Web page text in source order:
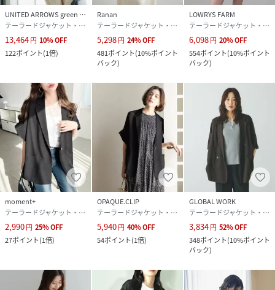
UNITED ARROWS green label relaxing
テーラードジャケット・ブレザー
13,464円 10%OFF
122ポイント(1倍)
Ranan
テーラードジャケット・ブレザー
5,298円 24%OFF
481ポイント(10%ポイント
バック)
LOWRYS FARM
テーラードジャケット・ブレザー
6,098円 20%OFF
554ポイント(10%ポイント
バック)
moment+
テーラードジャケット・ブレザー
2,990円 25%OFF
27ポイント(1倍)
OPAQUE.CLIP
テーラードジャケット・ブレザー
5,940円 40%OFF
54ポイント(1倍)
GLOBAL WORK
テーラードジャケット・ブレザー
3,834円 52%OFF
348ポイント(10%ポイント
バック)